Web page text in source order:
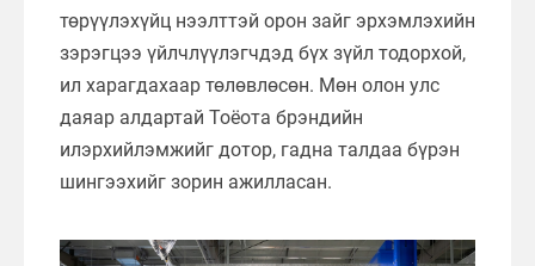
төрүүлэхүйц нээлттэй орон зайг эрхэмлэхийн
зэрэгцээ үйлчлүүлэгчдэд бүх зүйл тодорхой,
ил харагдахаар төлөвлөсөн. Мөн олон улс
даяар алдартай Тоёота брэндийн
илэрхийлэмжийг дотор, гадна талдаа бүрэн
шингээхийг зорин ажилласан.